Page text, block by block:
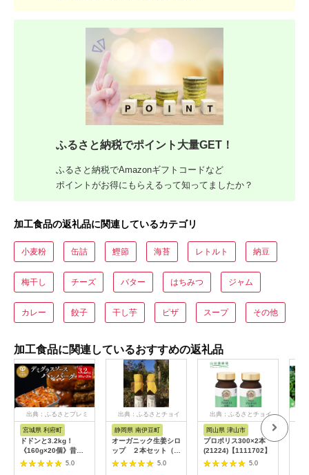
ふるさと納税でポイント大量GET！
ふるさと納税でAmazonギフトコードなど
ポイントがお得にもらえるって知ってましたか？
加工食品の返礼品に関連しているカテゴリ
小麦粉 缶詰 鰹節 海苔 レトルト 納豆
梅干し チーズ バター はちみつ ジャム
カレー 餃子 干し芋 ピザ スープ その他
加工食品に関連しているおすすめの返礼品
出典：ふるさとプレミ
宮城県 利府町
ドドンと3.2kg！
《160g×20個》昔懐
かしいデミグラスソー
5.0
出典：ふるさとチョイ
静岡県 南伊豆町
オーガニック生姜シロ
ップ ２本セット（プ
レーン） 【 生姜 健
5.0
出典：ふるさとチョイ
岡山県 津山市
プロポリス300×2本
(21224)【1111702】
5.0